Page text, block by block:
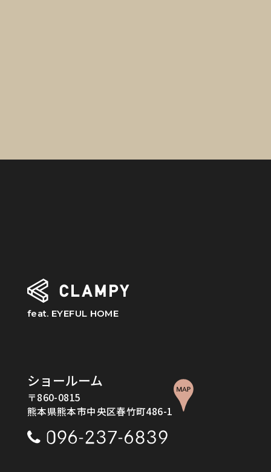
feat. EYEFUL HOME
ショールーム
〒860-0815
熊本県熊本市中央区春竹町486-1